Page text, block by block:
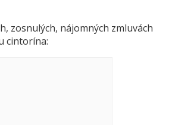
zosnulých, nájomných zmluvách
cintorína: